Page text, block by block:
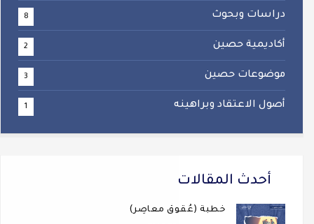
دراسات وبحوث 8
أكاديمية حصين 2
موضوعات حصين 3
أصول الاعتقاد وبراهينه 1
أحدث المقالات
خطبة (عُقوقٌ معاصِر)